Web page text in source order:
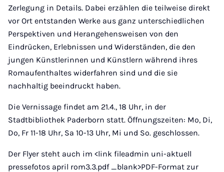
Zerlegung in Details. Dabei erzählen die teilweise direkt
vor Ort entstanden Werke aus ganz unterschiedlichen
Perspektiven und Herangehensweisen von den
Eindrücken, Erlebnissen und Widerständen, die den
jungen Künstlerinnen und Künstlern während ihres
Romaufenthaltes widerfahren sind und die sie
nachhaltig beeindruckt haben.
Die Vernissage findet am 21.4., 18 Uhr, in der
Stadtbibliothek Paderborn statt. Öffnungszeiten: Mo, Di,
Do, Fr 11-18 Uhr, Sa 10-13 Uhr, Mi und So. geschlossen.
Der Flyer steht auch im <link fileadmin uni-aktuell
pressefotos april rom3.3.pdf _blank>PDF-Format zur